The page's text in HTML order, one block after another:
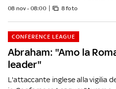
08 nov - 08:00 8 foto
Abraham: "Amo la
leader"
CONFERENCE LEAGUE
L'attaccante inglese alla vigilia